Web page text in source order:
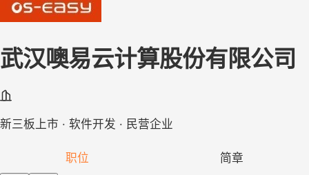
武汉噢易云计算股份有限公司
新三板上市 · 软件开发 · 民营企业
职位 简章